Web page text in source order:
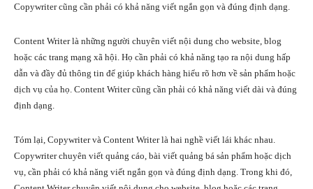
Copywriter cũng cần phải có khả năng viết ngắn gọn và đúng định dạng.
Content Writer là những người chuyên viết nội dung cho website, blog
hoặc các trang mạng xã hội. Họ cần phải có khả năng tạo ra nội dung hấp
dẫn và đầy đủ thông tin để giúp khách hàng hiểu rõ hơn về sản phẩm hoặc
dịch vụ của họ. Content Writer cũng cần phải có khả năng viết dài và đúng
định dạng.
Tóm lại, Copywriter và Content Writer là hai nghề viết lái khác nhau.
Copywriter chuyên viết quảng cáo, bài viết quảng bá sản phẩm hoặc dịch
vụ, cần phải có khả năng viết ngắn gọn và đúng định dạng. Trong khi đó,